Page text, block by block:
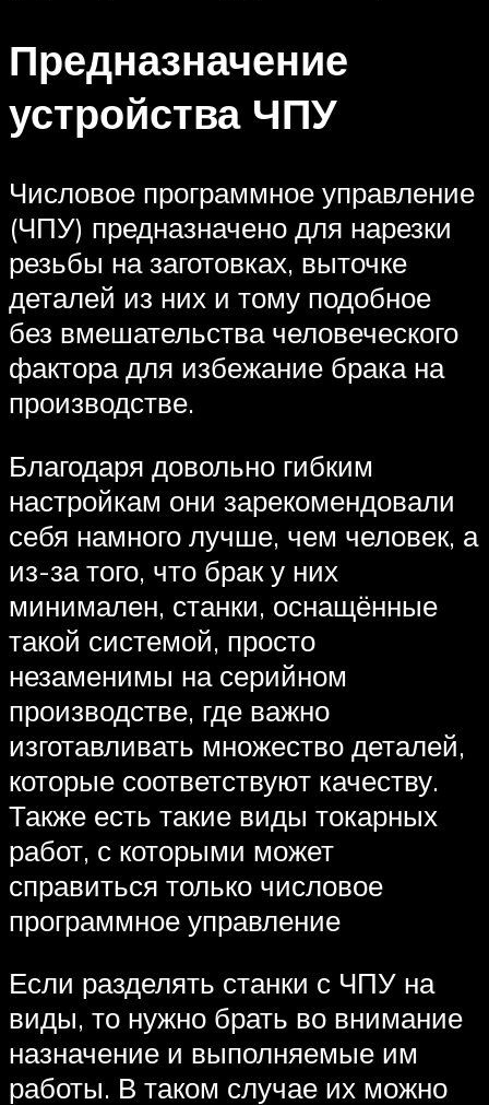
Предназначение
устройства ЧПУ
Числовое программное управление
(ЧПУ) предназначено для нарезки
резьбы на заготовках, выточке
деталей из них и тому подобное
без вмешательства человеческого
фактора для избежание брака на
производстве.
Благодаря довольно гибким
настройкам они зарекомендовали
себя намного лучше, чем человек, а
из-за того, что брак у них
минимален, станки, оснащённые
такой системой, просто
незаменимы на серийном
производстве, где важно
изготавливать множество деталей,
которые соответствуют качеству.
Также есть такие виды токарных
работ, с которыми может
справиться только числовое
программное управление
Если разделять станки с ЧПУ на
виды, то нужно брать во внимание
назначение и выполняемые им
работы. В таком случае их можно